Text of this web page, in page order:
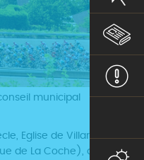
municipal
Eglise de Villargerel
de La Coche), de son